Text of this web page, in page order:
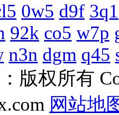
0w5 d9f 3q1
92k co5 w7p
n3n dgm q45
版权所有
网站地